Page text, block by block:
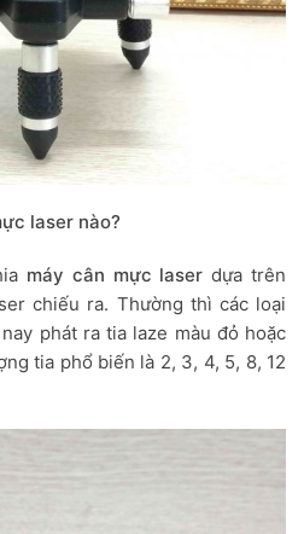
laser nào?
máy cân mực laser dựa trên
chiếu ra. Thường thì các loại
phát ra tia laze màu đỏ hoặc
tia phổ biến là 2, 3, 4, 5, 8, 12